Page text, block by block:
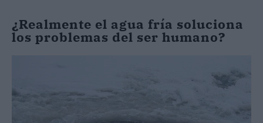
¿Realmente el agua fría soluciona
los problemas del ser humano?